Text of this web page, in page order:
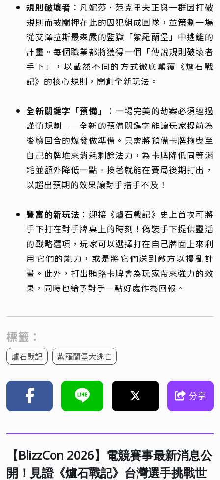
規則破壞者 ：凡妮莎．范克里夫正與一群因打破
規則而被關押在此的囚犯組成團隊，並策劃一場
從艾澤拉斯最森嚴的監獄「紫羅蘭堡」中逃離的
計畫。每個職業都將獲得一個「傳說規則破壞者
手下」，以截然不同的方式徹底顛覆《爐石戰
記》的核心規則，開創全新玩法。
全新關鍵字「預備」
：一場完美的劫案必須經過
謹慎規劃──全新的預備關鍵字能讓玩家提前為
後續回合的爆發做準備。只需將預備卡牌拖曳至
自己的牌堆來消耗剩餘法力，為卡牌降低同等消
耗並額外降低一點。接著就能在賽局後期打出，
以超出預期的效果讓對手措手不及！
豐富的新玩法 ：迎接《爐石戰記》史上首次可將
手下打在對手牌桌上的時刻！偽裝手下提供靈活
的戰略選項，玩家可以選擇打在自己牌面上來利
用它們的能力，或是將它們送到敵方以擾亂計
畫。此外，打出賄賂卡牌會為玩家帶來強力的效
果，同時也給予對手一點好處作為回報。
標籤：
爐石戰記 紫羅蘭堡大逃亡
分享
【BlizzCon 2026】電競賽事最新消息公
開！見證《爐石戰記》台灣選手挑戰世